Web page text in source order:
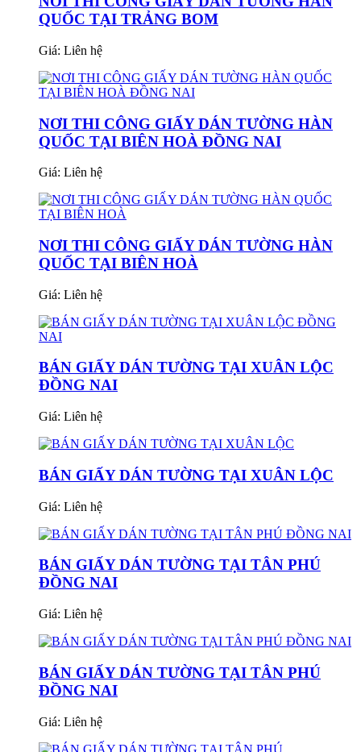
QUỐC TẠI TRẢNG BOM
Giá: Liên hệ
NƠI THI CÔNG GIẤY DÁN TƯỜNG HÀN
QUỐC TẠI BIÊN HOÀ ĐỒNG NAI
Giá: Liên hệ
NƠI THI CÔNG GIẤY DÁN TƯỜNG HÀN
QUỐC TẠI BIÊN HOÀ
Giá: Liên hệ
BÁN GIẤY DÁN TƯỜNG TẠI XUÂN LỘC
ĐỒNG NAI
Giá: Liên hệ
BÁN GIẤY DÁN TƯỜNG TẠI XUÂN LỘC
Giá: Liên hệ
BÁN GIẤY DÁN TƯỜNG TẠI TÂN PHÚ
ĐỒNG NAI
Giá: Liên hệ
BÁN GIẤY DÁN TƯỜNG TẠI TÂN PHÚ
ĐỒNG NAI
Giá: Liên hệ